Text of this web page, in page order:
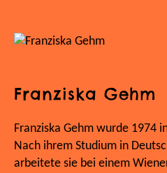
Franziska Gehm
Franziska Gehm wurde 1974
Nach ihrem Studium in
arbeitete sie bei einem